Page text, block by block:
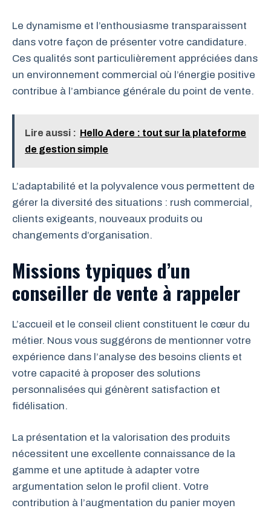
Le dynamisme et l’enthousiasme transparaissent
dans votre façon de présenter votre candidature.
Ces qualités sont particulièrement appréciées dans
un environnement commercial où l’énergie positive
contribue à l’ambiance générale du point de vente.
Lire aussi : Hello Adere : tout sur la plateforme
de gestion simple
L’adaptabilité et la polyvalence vous permettent de
gérer la diversité des situations : rush commercial,
clients exigeants, nouveaux produits ou
changements d’organisation.
Missions typiques d’un
conseiller de vente à rappeler
L’accueil et le conseil client constituent le cœur du
métier. Nous vous suggérons de mentionner votre
expérience dans l’analyse des besoins clients et
votre capacité à proposer des solutions
personnalisées qui génèrent satisfaction et
fidélisation.
La présentation et la valorisation des produits
nécessitent une excellente connaissance de la
gamme et une aptitude à adapter votre
argumentation selon le profil client. Votre
contribution à l’augmentation du panier moyen